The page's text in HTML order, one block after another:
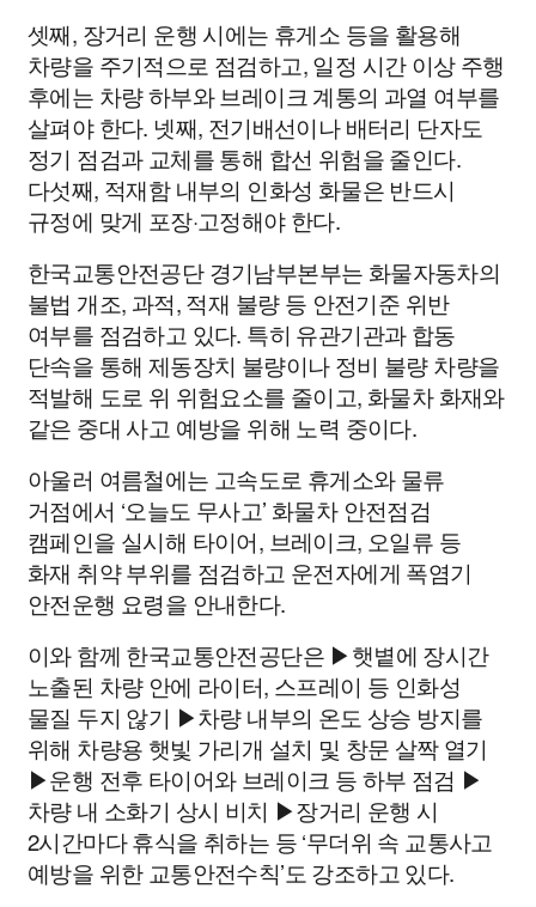
셋째, 장거리 운행 시에는 휴게소 등을 활용해
차량을 주기적으로 점검하고, 일정 시간 이상 주행
후에는 차량 하부와 브레이크 계통의 과열 여부를
살펴야 한다. 넷째, 전기배선이나 배터리 단자도
정기 점검과 교체를 통해 합선 위험을 줄인다.
다섯째, 적재함 내부의 인화성 화물은 반드시
규정에 맞게 포장·고정해야 한다.
한국교통안전공단 경기남부본부는 화물자동차의
불법 개조, 과적, 적재 불량 등 안전기준 위반
여부를 점검하고 있다. 특히 유관기관과 합동
단속을 통해 제동장치 불량이나 정비 불량 차량을
적발해 도로 위 위험요소를 줄이고, 화물차 화재와
같은 중대 사고 예방을 위해 노력 중이다.
아울러 여름철에는 고속도로 휴게소와 물류
거점에서 ‘오늘도 무사고’ 화물차 안전점검
캠페인을 실시해 타이어, 브레이크, 오일류 등
화재 취약 부위를 점검하고 운전자에게 폭염기
안전운행 요령을 안내한다.
이와 함께 한국교통안전공단은 ▶햇볕에 장시간
노출된 차량 안에 라이터, 스프레이 등 인화성
물질 두지 않기 ▶차량 내부의 온도 상승 방지를
위해 차량용 햇빛 가리개 설치 및 창문 살짝 열기
▶운행 전후 타이어와 브레이크 등 하부 점검 ▶
차량 내 소화기 상시 비치 ▶장거리 운행 시
2시간마다 휴식을 취하는 등 ‘무더위 속 교통사고
예방을 위한 교통안전수칙’도 강조하고 있다.